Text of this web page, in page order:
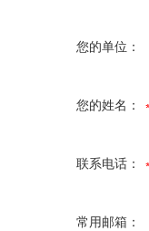
您的单位：
您的姓名：
联系电话：
常用邮箱：